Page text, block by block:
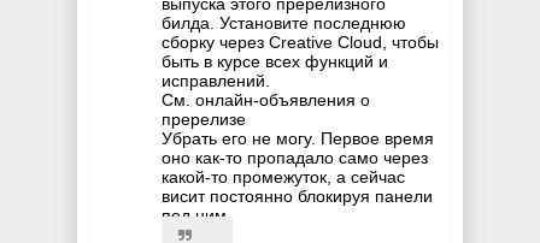
билда. Установите последнюю
сборку через Creative Cloud, чтобы
быть в курсе всех функций и
исправлений.
См. онлайн-объявления о
пререлизе
Убрать его не могу. Первое время
оно как-то пропадало само через
какой-то промежуток, а сейчас
висит постоянно блокируя панели
под ним.